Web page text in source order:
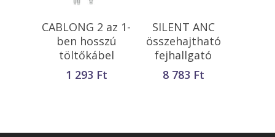
Kosárba
Teszem
CABLONG 2 az 1-
ben hosszú
töltőkábel
1 293 Ft
Opciók Választása
SILENT ANC
összehajtható
fejhallgató
8 783 Ft